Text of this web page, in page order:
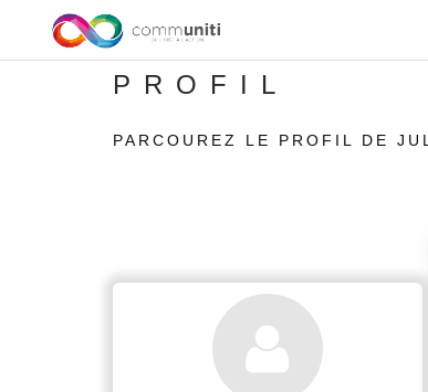
PROFIL
PARCOUREZ LE PROFIL DE